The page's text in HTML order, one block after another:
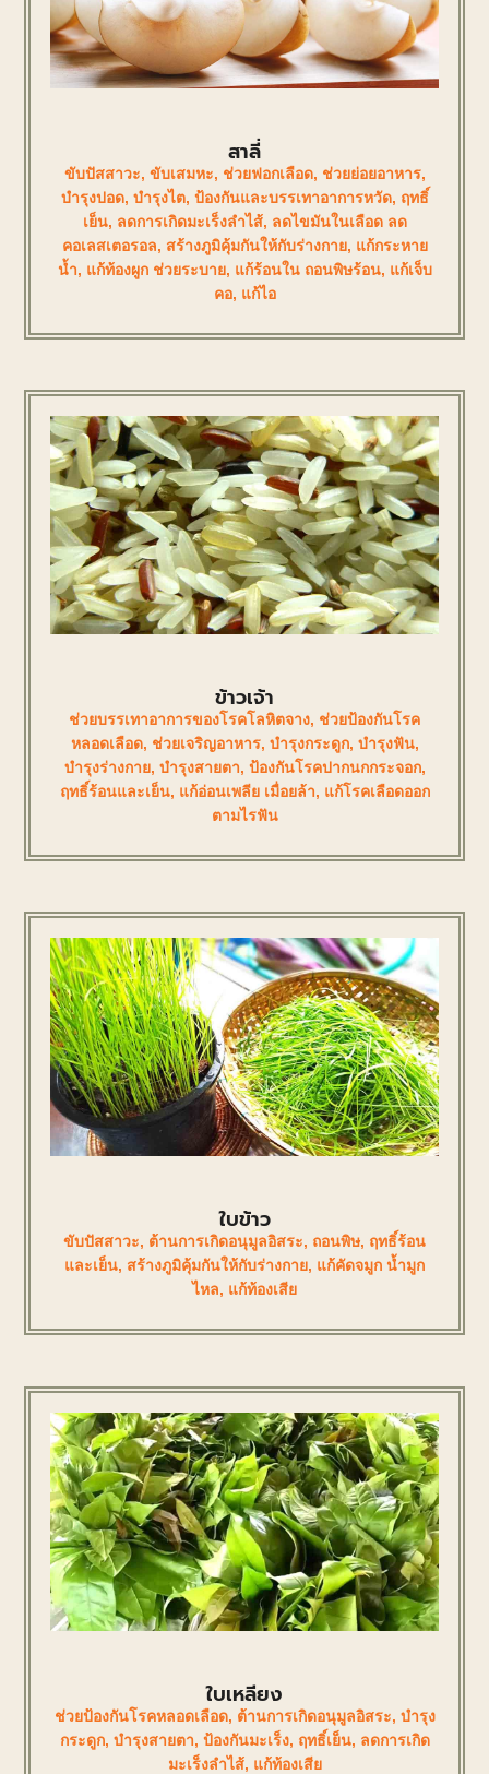
สาลี่
ขับปัสสาวะ, ขับเสมหะ, ช่วยฟอกเลือด, ช่วยย่อยอาหาร,
บำรุงปอด, บำรุงไต, ป้องกันและบรรเทาอาการหวัด, ฤทธิ์
เย็น, ลดการเกิดมะเร็งลำไส้, ลดไขมันในเลือด ลด
คอเลสเตอรอล, สร้างภูมิคุ้มกันให้กับร่างกาย, แก้กระหาย
น้ำ, แก้ท้องผูก ช่วยระบาย, แก้ร้อนใน ถอนพิษร้อน, แก้เจ็บ
คอ, แก้ไอ
ข้าวเจ้า
ช่วยบรรเทาอาการของโรคโลหิตจาง, ช่วยป้องกันโรค
หลอดเลือด, ช่วยเจริญอาหาร, บำรุงกระดูก, บำรุงฟัน,
บำรุงร่างกาย, บำรุงสายตา, ป้องกันโรคปากนกกระจอก,
ฤทธิ์ร้อนและเย็น, แก้อ่อนเพลีย เมื่อยล้า, แก้โรคเลือดออก
ตามไรฟัน
ใบข้าว
ขับปัสสาวะ, ต้านการเกิดอนุมูลอิสระ, ถอนพิษ, ฤทธิ์ร้อน
และเย็น, สร้างภูมิคุ้มกันให้กับร่างกาย, แก้คัดจมูก น้ำมูก
ไหล, แก้ท้องเสีย
ใบเหลียง
ช่วยป้องกันโรคหลอดเลือด, ต้านการเกิดอนุมูลอิสระ, บำรุง
กระดูก, บำรุงสายตา, ป้องกันมะเร็ง, ฤทธิ์เย็น, ลดการเกิด
มะเร็งลำไส้, แก้ท้องเสีย